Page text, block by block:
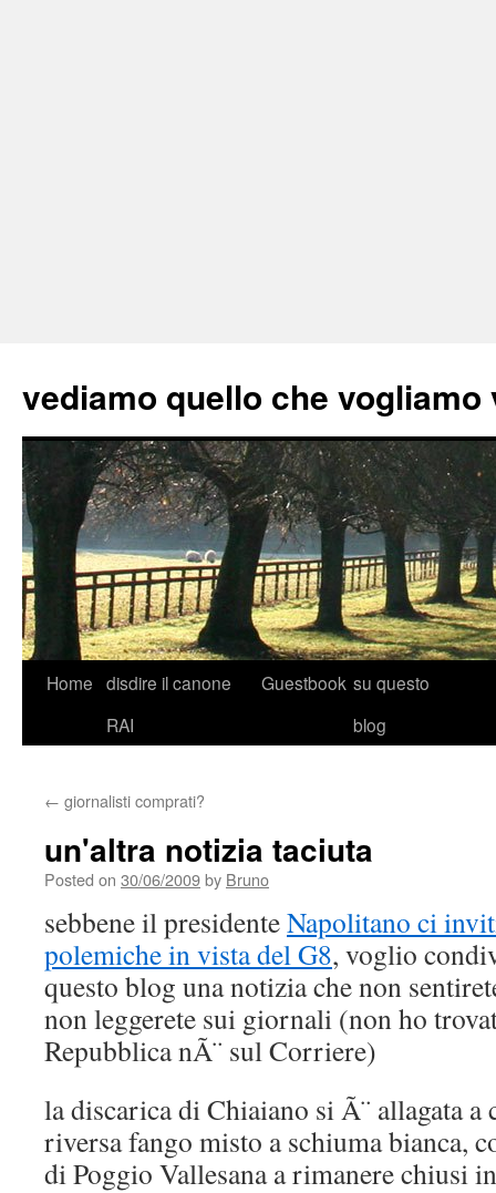
vediamo quello che vogliamo
Skip
Home disdire il canone
RAI
Guestbook su questo
blog
← giornalisti comprati?
un'altra notizia taciuta
Posted on 30/06/2009by Bruno
sebbene il presidenteNapolitano ci
polemiche in vista del G8, voglio
questo blog una notizia che non
non leggerete sui giornali (non ho
Repubblica nÃ¨ sul Corriere)
la discarica di Chiaiano si Ã¨ allagata a
riversa fango misto a schiuma bianca,
di Poggio Vallesana a rimanere chiusi